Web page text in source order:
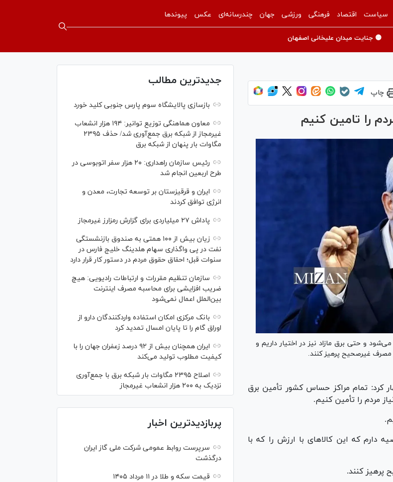
سیاست اقتصاد فرهنگی ورزشی جهان چندرسانه‌ای عکس پیوندها
🟡 جنایت میدان علیخانی اصفهان
چاپ
را تامین کنیم
و حتی برق مازاد نیز در اختیار داریم و
مصرف غیرصحیح پرهیز کنند.
کرد: تمام مراکز حساس کشور تأمین برق
مردم را تأمین کنیم.
دارم که این کالا‌های با ارزش را که با
پرهیز کنند.
جدیدترین مطالب
بازسازی پالایشگاه سوم پارس جنوبی کلید خورد
معاون هماهنگی توزیع توانیر: ۱۹۴ هزار انشعاب
غیرمجاز از شبکه برق جمع‌آوری شد/ حذف ۲۳۹۵
مگاوات بار پنهان از شبکه برق
رئیس سازمان راهداری: ۲۰ هزار سفر اتوبوسی در
طرح اربعین انجام شد
ایران و قرقیزستان بر توسعه تجارت، معدن و
انرژی توافق کردند
پاداش ۲۷ میلیاردی برای گزارش رمزارز غیرمجاز
زیان بیش از ۱۰۰ همتی به صندوق بازنشستگی
نفت در پی واگذاری سهام هلدینگ خلیج فارس در
سنوات قبل؛ احقاق حقوق مردم در دستور کار قرار دارد
سازمان تنظیم مقررات و ارتباطات رادیویی: هیچ
ضریب افزایشی برای محاسبه مصرف اینترنت
بین‌الملل اعمال نمی‌شود
بانک مرکزی امکان استفاده واردکنندگان دارو از
اوراق گام را تا پایان امسال تمدید کرد
ایران همچنان بیش از ۹۲ درصد زعفران جهان را با
کیفیت مطلوب تولید می‌کند
اصلاح ۲۳۹۵ مگاوات بار شبکه برق با جمع‌آوری
نزدیک به ۲۰۰ هزار انشعاب غیرمجاز
پربازدیدترین اخبار
سرپرست روابط عمومی شرکت ملی گاز ایران
درگذشت
قیمت سکه و طلا در ۱۱ مرداد ۱۴۰۵